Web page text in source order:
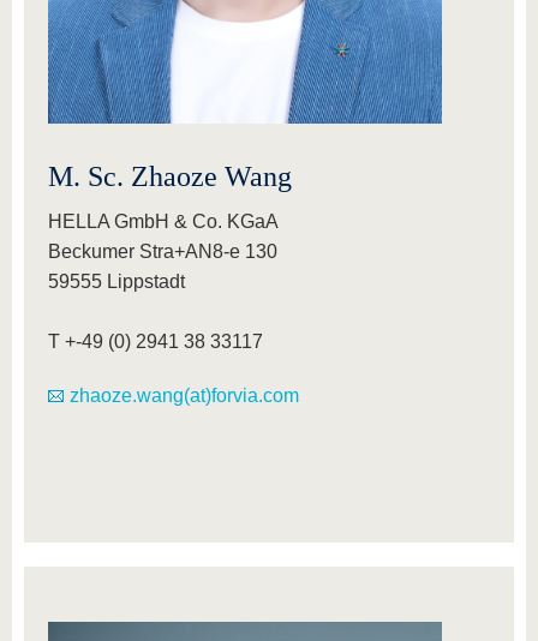
M. Sc. Zhaoze Wang
HELLA GmbH & Co. KGaA
Beckumer Stra+AN8-e 130
59555 Lippstadt
T +-49 (0) 2941 38 33117
zhaoze.wang(at)forvia.com